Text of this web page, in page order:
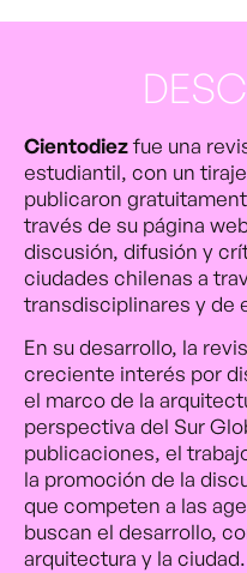
Cientodiezfue una
estudiantil, con un
publicaron
través de su página
discusión, difusión y
ciudades chilenas a
transdisciplinares y de
En su desarrollo, la
creciente interés por
el marco de la
perspectiva del Sur
publicaciones, el
la promoción de la
que competen a las
buscan el desarrollo,
arquitectura y la ciudad.